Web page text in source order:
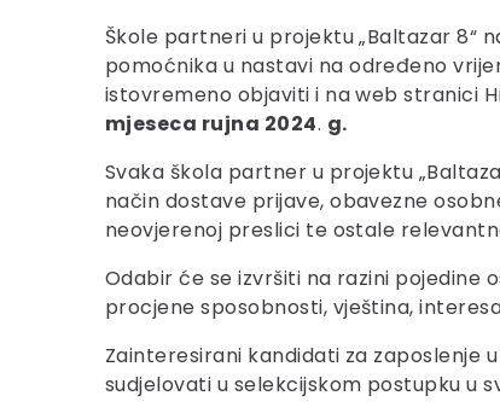
Škole partneri u projektu „Baltazar 8“
pomoćnika u nastavi na određeno
istovremeno objaviti i na web stranici
mjeseca rujna 2024. g.
Svaka škola partner u projektu
način dostave prijave, obavezne
neovjerenoj preslici te ostale
Odabir će se izvršiti na razini pojedine
procjene sposobnosti, vještina,
Zainteresirani kandidati za zaposlenje
sudjelovati u selekcijskom postupku u